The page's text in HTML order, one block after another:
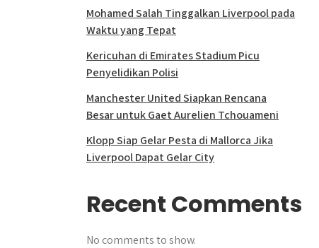
Mohamed Salah Tinggalkan Liverpool pada
Waktu yang Tepat
Kericuhan di Emirates Stadium Picu
Penyelidikan Polisi
Manchester United Siapkan Rencana
Besar untuk Gaet Aurelien Tchouameni
Klopp Siap Gelar Pesta di Mallorca Jika
Liverpool Dapat Gelar City
Recent Comments
No comments to show.